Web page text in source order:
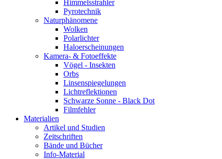
Himmelsstrahler
Pyrotechnik
Naturphänomene
Wolken
Polarlichter
Haloerscheinungen
Kamera- & Fotoeffekte
Vögel - Insekten
Orbs
Linsenspiegelungen
Lichtreflektionen
Schwarze Sonne - Black Dot
Filmfehler
Materialien
Artikel und Studien
Zeitschriften
Bände und Bücher
Info-Material